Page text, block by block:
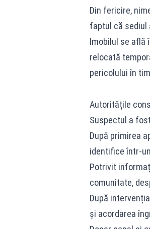
Din fericire,
faptul că sediul
Imobilul se află
relocată
pericolului în
Autoritățile
Suspectul a
După primirea
identifice într-
Potrivit
comunitate,
După
și acordarea